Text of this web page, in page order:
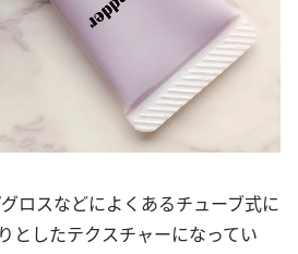
ロスなどによくあるチューブ式に
としたテクスチャーになってい